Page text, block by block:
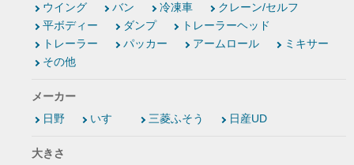
ウイング
バン 冷凍車
クレーン/セルフ
平ボディー
ダンプ
トレーラーヘッド
トレーラー
パッカー アームロール
ミキサー
その他
メーカー
日野
いすゞ 三菱ふそう 日産UD
大きさ